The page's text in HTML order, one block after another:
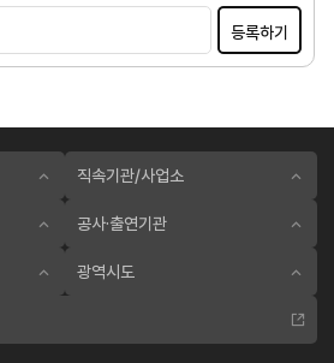
등록하기
직속기관/사업소
공사·출연기관
광역시도